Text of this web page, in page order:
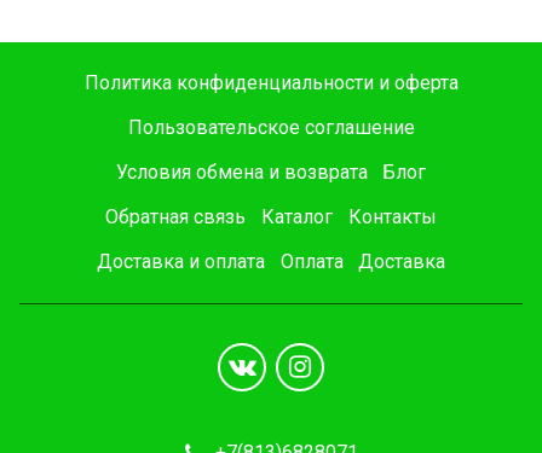
Политика конфиденциальности и оферта
Пользовательское соглашение
Условия обмена и возврата
Блог
Обратная связь
Каталог
Контакты
Доставка и оплата
Оплата Доставка